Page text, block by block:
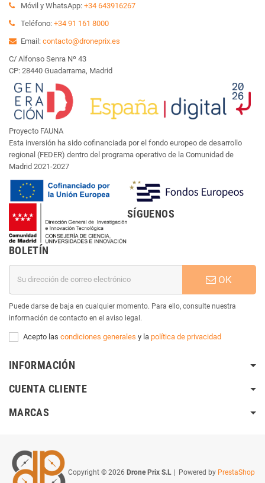
Móvil y WhatsApp: +34 643916267
Teléfono: +34 91 161 8000
Email: contacto@droneprix.es
C/ Alfonso Senra Nº 43
CP: 28440 Guadarrama, Madrid
Proyecto FAUNA
Esta inversión ha sido cofinanciada por el fondo europeo de desarrollo
regional (FEDER) dentro del programa operativo de la Comunidad de
Madrid 2021-2027
SÍGUENOS
BOLETÍN
OK
Puede darse de baja en cualquier momento. Para ello, consulte nuestra
información de contacto en el aviso legal.
Acepto las condiciones generales y la política de privacidad
INFORMACIÓN
CUENTA CLIENTE
MARCAS
Copyright © 2026 Drone Prix S.L | Powered by PrestaShop